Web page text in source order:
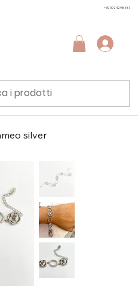
+39 3924298481
silver